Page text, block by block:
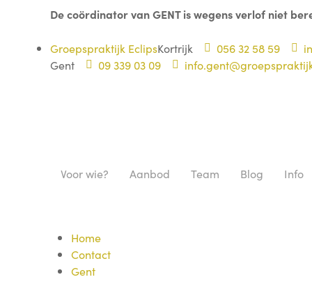
De coördinator van GENT is wegens verlof niet
Groepspraktijk EclipsKortrijk 056 32 58 59
Gent
09 339 03 09
Voor wie? Aanbod Team Blog Info
Home
Contact
Gent